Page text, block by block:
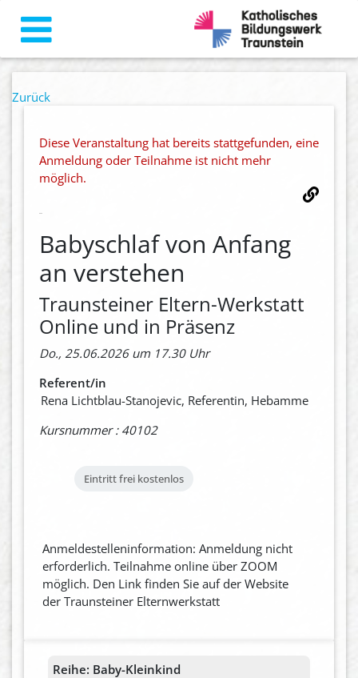
Zurück
Diese Veranstaltung hat bereits stattgefunden, eine
Anmeldung oder Teilnahme ist nicht mehr
möglich.
Babyschlaf von Anfang
an verstehen
Traunsteiner Eltern-Werkstatt
Online und in Präsenz
Do., 25.06.2026 um 17.30 Uhr
Referent/in
Rena Lichtblau-Stanojevic, Referentin, Hebamme
Kursnummer : 40102
Eintritt frei kostenlos
Anmeldestelleninformation: Anmeldung nicht
erforderlich. Teilnahme online über ZOOM
möglich. Den Link finden Sie auf der Website
der Traunsteiner Elternwerkstatt
Reihe: Baby-Kleinkind